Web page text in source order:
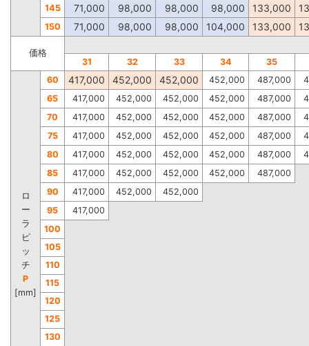
145 71,000 98,000 98,000 98,000 133,000
150 71,000 98,000 98,000 104,000 133,000
価格
31
32 33 34 35
ロ
ー
ラ
ピ
ッ
チ
P
[mm]
60 417,000 452,000 452,000 452,000 487,000
65
417,000 452,000 452,000 452,000 487,000
70
417,000 452,000 452,000 452,000 487,000
75
417,000 452,000 452,000 452,000 487,000
80
417,000 452,000 452,000 452,000 487,000
85
417,000 452,000 452,000 452,000
487,000
90
417,000 452,000
452,000
95
417,000
100
105
110
115
120
125
130